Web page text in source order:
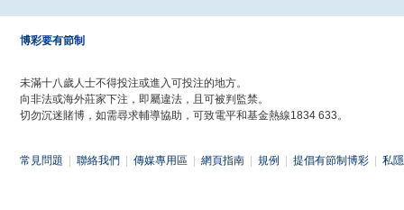
博彩要有節制
未滿十八歲人士不得投注或進入可投注的地方。
向非法或海外莊家下注，即屬違法，且可被判監禁。
切勿沉迷賭博，如需尋求輔導協助，可致電平和基金熱線1834 633。
常見問題 聯絡我們 傳媒專用區 網頁指南 規例 提倡有節制博彩 私